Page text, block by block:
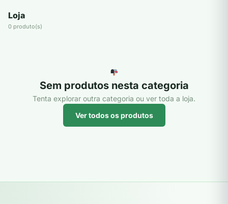
Loja
0 produto(s)
Sem produtos nesta categoria
Tenta explorar outra categoria ou ver toda a loja.
Ver todos os produtos